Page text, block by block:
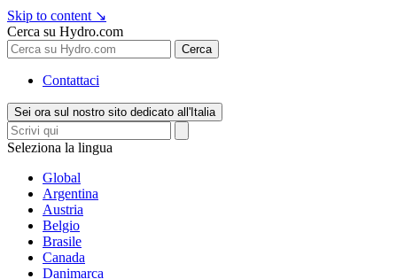
Skip to content ↘
Cerca su Hydro.com
Cerca
Contattaci
Sei ora sul nostro sito dedicato all'Italia
Seleziona la lingua
Global
Argentina
Austria
Belgio
Brasile
Canada
Danimarca